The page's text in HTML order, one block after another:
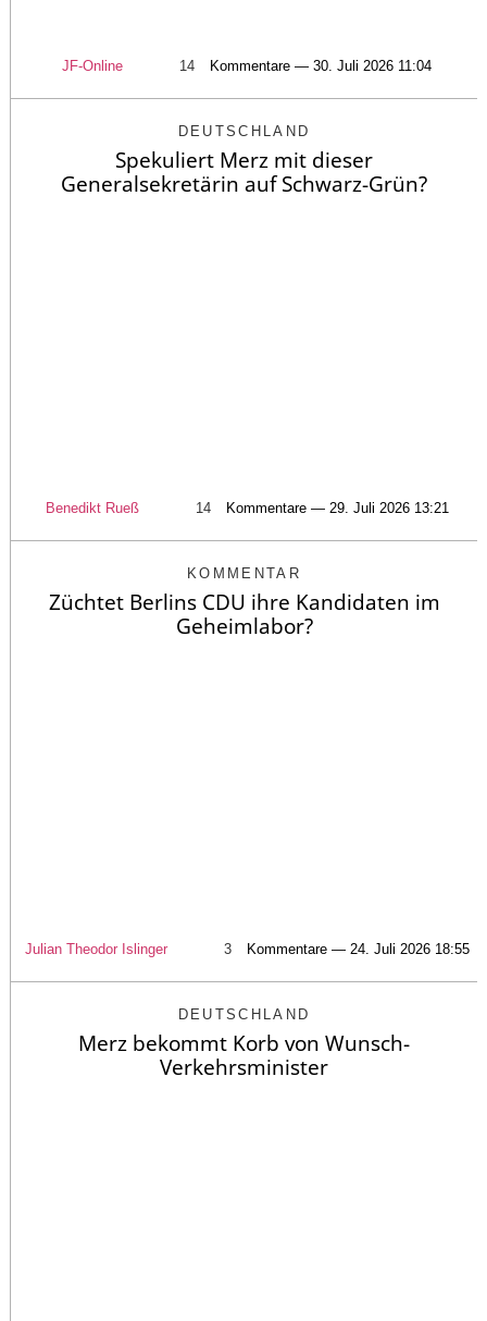
JF-Online 14 Kommentare — 30. Juli 2026 11:04
DEUTSCHLAND
Spekuliert Merz mit dieser
Generalsekretärin auf Schwarz-Grün?
Benedikt Rueß 14 Kommentare — 29. Juli 2026 13:21
KOMMENTAR
Züchtet Berlins CDU ihre Kandidaten im
Geheimlabor?
Julian Theodor Islinger 3 Kommentare — 24. Juli 2026 18:55
DEUTSCHLAND
Merz bekommt Korb von Wunsch-
Verkehrsminister